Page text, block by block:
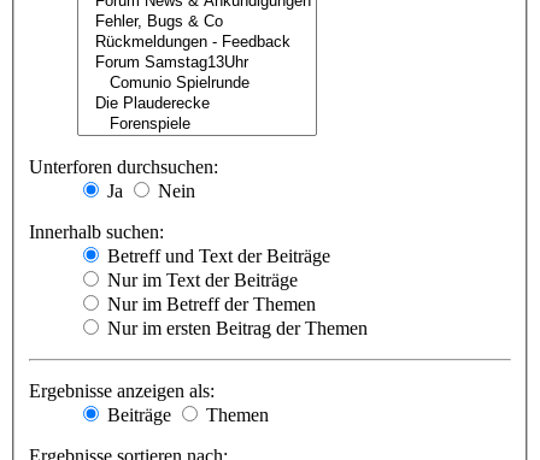
Unterforen durchsuchen:
Ja
Nein
Innerhalb suchen:
Betreff und Text der Beiträge
Nur im Text der Beiträge
Nur im Betreff der Themen
Nur im ersten Beitrag der Themen
Ergebnisse anzeigen als:
Beiträge
Themen